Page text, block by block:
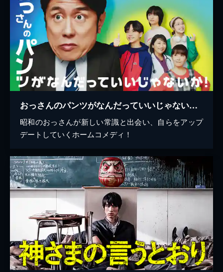
おっさんのパンツがなんだっていいじゃないか！
昭和のおっさんが新しい常識と出会い、自らをアップ
デートしていくホームコメディ！